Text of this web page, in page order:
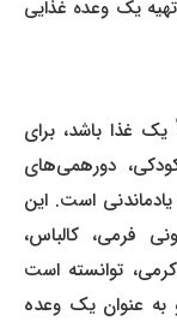
یک وعده غذایی
غذا باشد، برای
دورهمی‌های
است. این
فرمی، کالباس،
توانسته است
عنوان یک وعده